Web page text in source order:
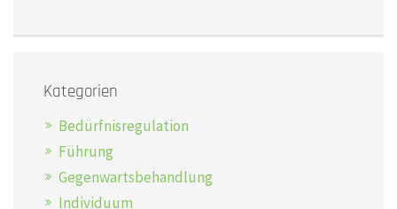
Kategorien
Bedürfnisregulation
Führung
Gegenwartsbehandlung
Individuum